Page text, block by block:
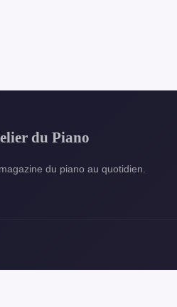
du Piano
du piano au quotidien.